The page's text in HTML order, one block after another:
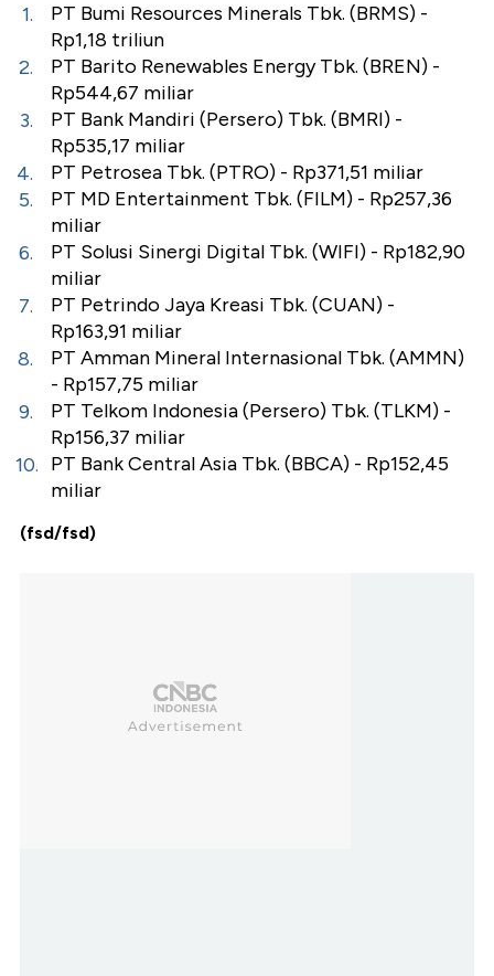
PT Bumi Resources Minerals Tbk. (BRMS) -
Rp1,18 triliun
PT Barito Renewables Energy Tbk. (BREN) -
Rp544,67 miliar
PT Bank Mandiri (Persero) Tbk. (BMRI) -
Rp535,17 miliar
PT Petrosea Tbk. (PTRO) - Rp371,51 miliar
PT MD Entertainment Tbk. (FILM) - Rp257,36
miliar
PT Solusi Sinergi Digital Tbk. (WIFI) - Rp182,90
miliar
PT Petrindo Jaya Kreasi Tbk. (CUAN) -
Rp163,91 miliar
PT Amman Mineral Internasional Tbk. (AMMN)
- Rp157,75 miliar
PT Telkom Indonesia (Persero) Tbk. (TLKM) -
Rp156,37 miliar
PT Bank Central Asia Tbk. (BBCA) - Rp152,45
miliar
(fsd/fsd)